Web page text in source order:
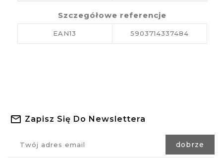
Szczegółowe referencje
EAN13 5903714337484
Zapisz Się Do Newslettera